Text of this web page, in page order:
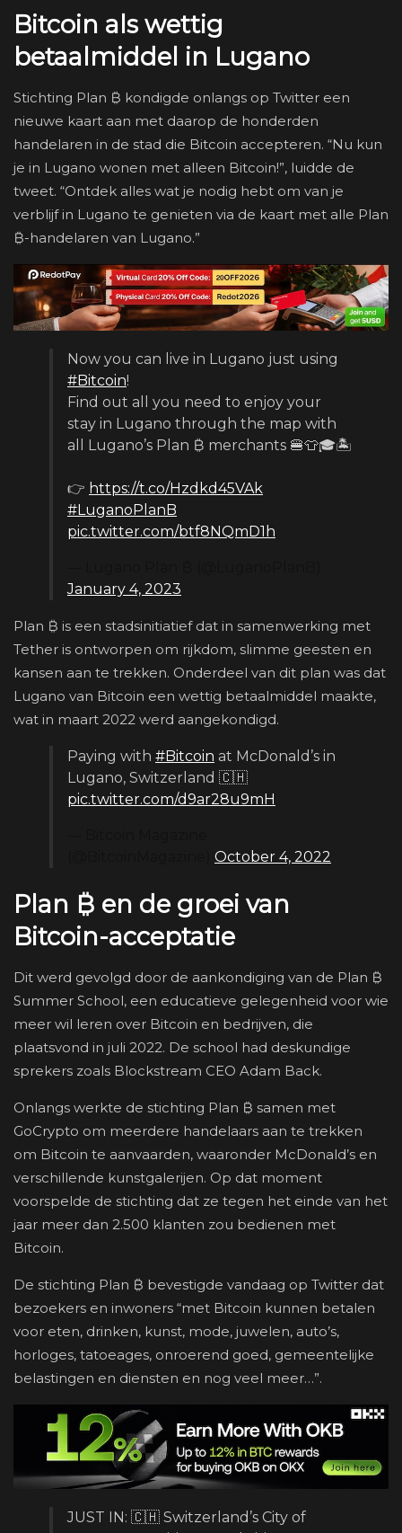
Bitcoin als wettig
betaalmiddel in Lugano
Stichting Plan ₿ kondigde onlangs op Twitter een
nieuwe kaart aan met daarop de honderden
handelaren in de stad die Bitcoin accepteren. “Nu kun
je in Lugano wonen met alleen Bitcoin!”, luidde de
tweet. “Ontdek alles wat je nodig hebt om van je
verblijf in Lugano te genieten via de kaart met alle Plan
₿-handelaren van Lugano.”
Now you can live in Lugano just using
#Bitcoin!
Find out all you need to enjoy your
stay in Lugano through the map with
all Lugano’s Plan ₿ merchants 🍔👕🎓🏝
👉 https://t.co/Hzdkd45VAk
#LuganoPlanB
pic.twitter.com/btf8NQmD1h
January 4, 2023
Plan ₿ is een stadsinitiatief dat in samenwerking met
Tether is ontworpen om rijkdom, slimme geesten en
kansen aan te trekken. Onderdeel van dit plan was dat
Lugano van Bitcoin een wettig betaalmiddel maakte,
wat in maart 2022 werd aangekondigd.
Paying with #Bitcoin at McDonald’s in
Lugano, Switzerland 🇨🇭
pic.twitter.com/d9ar28u9mH
October 4, 2022
Plan ₿ en de groei van
Bitcoin-acceptatie
Dit werd gevolgd door de aankondiging van de Plan ₿
Summer School, een educatieve gelegenheid voor wie
meer wil leren over Bitcoin en bedrijven, die
plaatsvond in juli 2022. De school had deskundige
sprekers zoals Blockstream CEO Adam Back.
Onlangs werkte de stichting Plan ₿ samen met
GoCrypto om meerdere handelaars aan te trekken
om Bitcoin te aanvaarden, waaronder McDonald’s en
verschillende kunstgalerijen. Op dat moment
voorspelde de stichting dat ze tegen het einde van het
jaar meer dan 2.500 klanten zou bedienen met
Bitcoin.
De stichting Plan ₿ bevestigde vandaag op Twitter dat
bezoekers en inwoners “met Bitcoin kunnen betalen
voor eten, drinken, kunst, mode, juwelen, auto’s,
horloges, tatoeages, onroerend goed, gemeentelijke
belastingen en diensten en nog veel meer…”.
JUST IN: 🇨🇭 Switzerland’s City of